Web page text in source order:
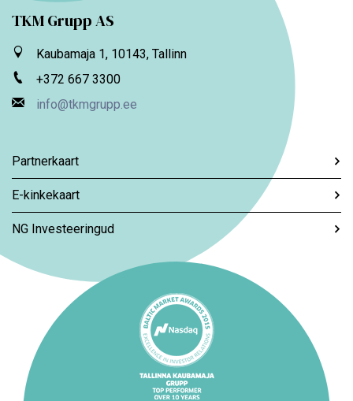
TKM Grupp AS
Kaubamaja 1, 10143, Tallinn
+372 667 3300
info@tkmgrupp.ee
Partnerkaart
E-kinkekaart
NG Investeeringud